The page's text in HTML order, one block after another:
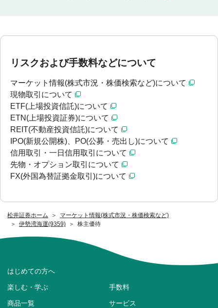
松井証券ホーム
マーケット情報(株式市況・株価検索など)
伊勢湾海運(9359)
株主優待
リスクおよび手数料などについて
マーケット情報(株式市況・株価検索など)について
現物取引について
ETF(上場投資信託)について
ETN(上場投資証券)について
REIT(不動産投資信託)について
IPO(新規公開株)、PO(公募・売出し)について
信用取引・一日信用取引について
先物・オプション取引について
FX(外国為替証拠金取引)について
はじめての方へ
楽しむ・学ぶ 手数料
商品一覧 サービス